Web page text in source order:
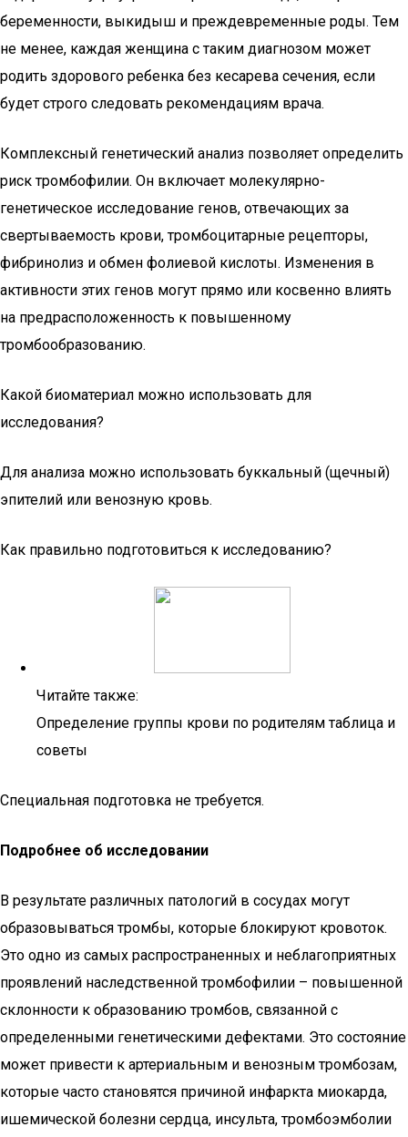
беременности, выкидыш и преждевременные роды. Тем
не менее, каждая женщина с таким диагнозом может
родить здорового ребенка без кесарева сечения, если
будет строго следовать рекомендациям врача.
Комплексный генетический анализ позволяет определить
риск тромбофилии. Он включает молекулярно-
генетическое исследование генов, отвечающих за
свертываемость крови, тромбоцитарные рецепторы,
фибринолиз и обмен фолиевой кислоты. Изменения в
активности этих генов могут прямо или косвенно влиять
на предрасположенность к повышенному
тромбообразованию.
Какой биоматериал можно использовать для
исследования?
Для анализа можно использовать буккальный (щечный)
эпителий или венозную кровь.
Как правильно подготовиться к исследованию?
Читайте также:
Определение группы крови по родителям таблица и
советы
Специальная подготовка не требуется.
Подробнее об исследовании
В результате различных патологий в сосудах могут
образовываться тромбы, которые блокируют кровоток.
Это одно из самых распространенных и неблагоприятных
проявлений наследственной тромбофилии – повышенной
склонности к образованию тромбов, связанной с
определенными генетическими дефектами. Это состояние
может привести к артериальным и венозным тромбозам,
которые часто становятся причиной инфаркта миокарда,
ишемической болезни сердца, инсульта, тромбоэмболии